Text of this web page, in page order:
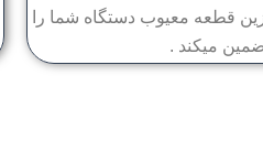
قطعه معیوب دستگاه شما را
میکند .